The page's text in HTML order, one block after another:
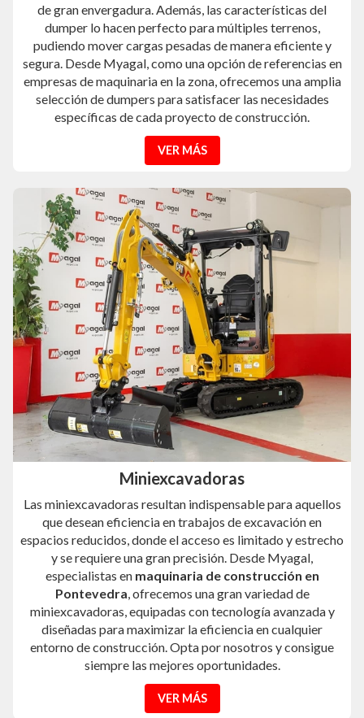
de gran envergadura. Además, las características del
dumper lo hacen perfecto para múltiples terrenos,
pudiendo mover cargas pesadas de manera eficiente y
segura. Desde Myagal, como una opción de referencias en
empresas de maquinaria en la zona, ofrecemos una amplia
selección de dumpers para satisfacer las necesidades
específicas de cada proyecto de construcción.
VER MÁS
Miniexcavadoras
Las miniexcavadoras resultan indispensable para aquellos
que desean eficiencia en trabajos de excavación en
espacios reducidos, donde el acceso es limitado y estrecho
y se requiere una gran precisión. Desde Myagal,
especialistas en maquinaria de construcción en
Pontevedra, ofrecemos una gran variedad de
miniexcavadoras, equipadas con tecnología avanzada y
diseñadas para maximizar la eficiencia en cualquier
entorno de construcción. Opta por nosotros y consigue
siempre las mejores oportunidades.
VER MÁS